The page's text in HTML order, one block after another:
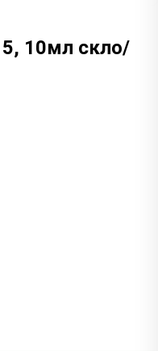
5, 10мл скло/